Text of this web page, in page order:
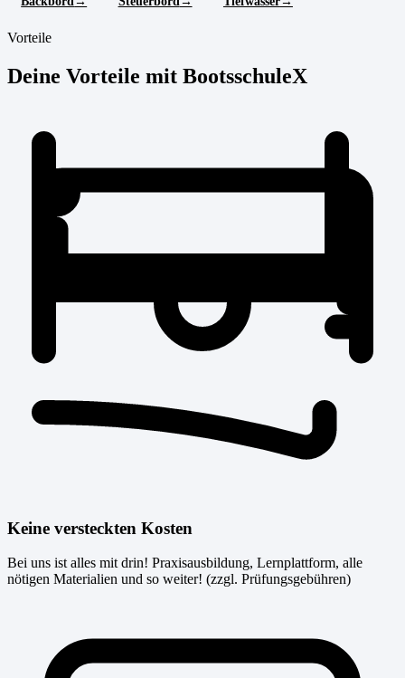
Vorteile
Deine Vorteile mit BootsschuleX
Keine versteckten Kosten
Bei uns ist alles mit drin! Praxisausbildung, Lernplattform, alle
nötigen Materialien und so weiter! (zzgl. Prüfungsgebühren)